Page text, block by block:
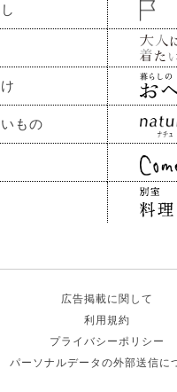
もの
広告掲載に関して
利用規約
プライバシーポリシー
パーソナルデータの外部送信に